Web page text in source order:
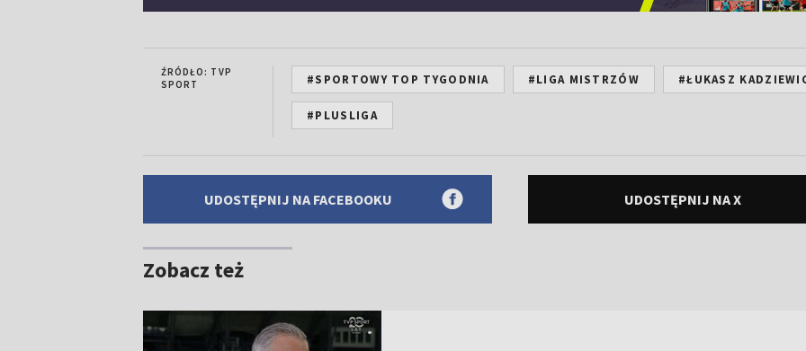
ŹRÓDŁO: TVP
SPORT
#SPORTOWY TOP TYGODNIA #LIGA MISTRZÓW #ŁUKASZ
#PLUSLIGA
UDOSTĘPNIJ NA FACEBOOKU UDOSTĘPNIJ NA X
Zobacz też